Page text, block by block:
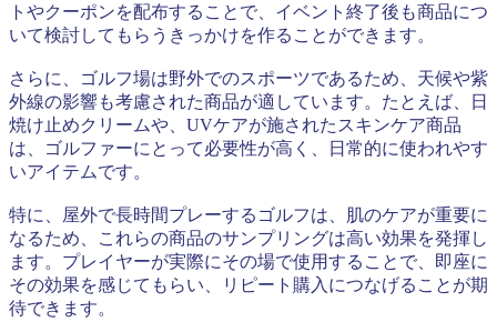
トやクーポンを配布することで、イベント終了後も商品につ
いて検討してもらうきっかけを作ることができます。
さらに、ゴルフ場は野外でのスポーツであるため、天候や紫
外線の影響も考慮された商品が適しています。たとえば、日
焼け止めクリームや、UVケアが施されたスキンケア商品
は、ゴルファーにとって必要性が高く、日常的に使われやす
いアイテムです。
特に、屋外で長時間プレーするゴルフは、肌のケアが重要に
なるため、これらの商品のサンプリングは高い効果を発揮し
ます。プレイヤーが実際にその場で使用することで、即座に
その効果を感じてもらい、リピート購入につなげることが期
待できます。